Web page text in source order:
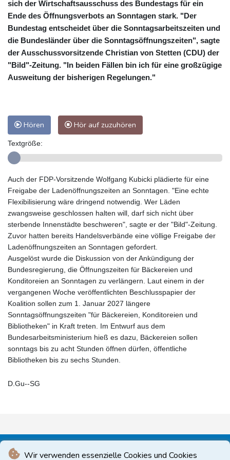
Wir verwenden essenzielle Cookies und Cookies
sich der Wirtschaftsausschuss des Bundestags für ein
Ende des Öffnungsverbots an Sonntagen stark. "Der
Bundestag entscheidet über die Sonntagsarbeitszeiten und
die Bundesländer über die Sonntagsöffnungszeiten", sagte
der Ausschussvorsitzende Christian von Stetten (CDU) der
"Bild"-Zeitung. "In beiden Fällen bin ich für eine großzügige
Ausweitung der bisherigen Regelungen."
Hören Hör auf zuzuhören
Textgröße:
Auch der FDP-Vorsitzende Wolfgang Kubicki plädierte für eine
Freigabe der Ladenöffnungszeiten an Sonntagen. "Eine echte
Flexibilisierung wäre dringend notwendig. Wer Läden
zwangsweise geschlossen halten will, darf sich nicht über
sterbende Innenstädte beschweren", sagte er der "Bild"-Zeitung.
Zuvor hatten bereits Handelsverbände eine völlige Freigabe der
Ladenöffnungszeiten an Sonntagen gefordert.
Ausgelöst wurde die Diskussion von der Ankündigung der
Bundesregierung, die Öffnungszeiten für Bäckereien und
Konditoreien an Sonntagen zu verlängern. Laut einem in der
vergangenen Woche veröffentlichten Beschlusspapier der
Koalition sollen zum 1. Januar 2027 längere
Sonntagsöffnungszeiten "für Bäckereien, Konditoreien und
Bibliotheken" in Kraft treten. Im Entwurf aus dem
Bundesarbeitsministerium hieß es dazu, Bäckereien sollen
sonntags bis zu acht Stunden öffnen dürfen, öffentliche
Bibliotheken bis zu sechs Stunden.
D.Gu--SG